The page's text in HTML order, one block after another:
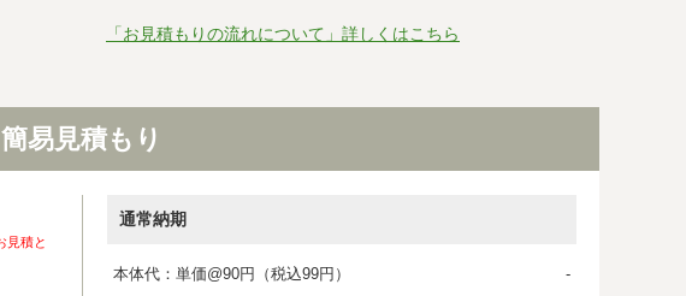
「お見積もりの流れについて」詳しくはこちら
簡易見積もり
見積と
通常納期
本体代：単価@90円（税込99円）
-